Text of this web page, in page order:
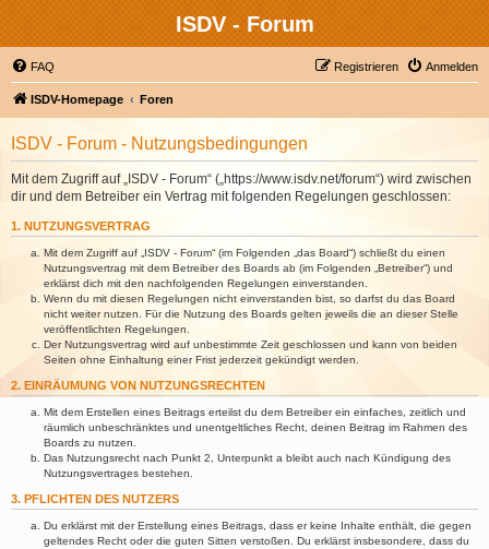
ISDV - Forum
FAQ Anmelden
Registrieren
ISDV-Homepage Foren
ISDV - Forum - Nutzungsbedingungen
Mit dem Zugriff auf „ISDV - Forum“ („https://www.isdv.net/forum“) wird zwischen
dir und dem Betreiber ein Vertrag mit folgenden Regelungen geschlossen:
1. NUTZUNGSVERTRAG
Mit dem Zugriff auf „ISDV - Forum“ (im Folgenden „das Board“) schließt du einen
Nutzungsvertrag mit dem Betreiber des Boards ab (im Folgenden „Betreiber“) und
erklärst dich mit den nachfolgenden Regelungen einverstanden.
Wenn du mit diesen Regelungen nicht einverstanden bist, so darfst du das Board
nicht weiter nutzen. Für die Nutzung des Boards gelten jeweils die an dieser Stelle
veröffentlichten Regelungen.
Der Nutzungsvertrag wird auf unbestimmte Zeit geschlossen und kann von beiden
Seiten ohne Einhaltung einer Frist jederzeit gekündigt werden.
2. EINRÄUMUNG VON NUTZUNGSRECHTEN
Mit dem Erstellen eines Beitrags erteilst du dem Betreiber ein einfaches, zeitlich und
räumlich unbeschränktes und unentgeltliches Recht, deinen Beitrag im Rahmen des
Boards zu nutzen.
Das Nutzungsrecht nach Punkt 2, Unterpunkt a bleibt auch nach Kündigung des
Nutzungsvertrages bestehen.
3. PFLICHTEN DES NUTZERS
Du erklärst mit der Erstellung eines Beitrags, dass er keine Inhalte enthält, die gegen
geltendes Recht oder die guten Sitten verstoßen. Du erklärst insbesondere, dass du